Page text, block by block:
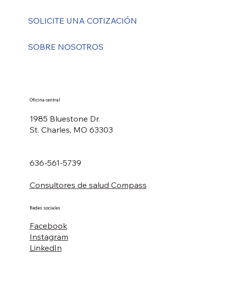
SOLICITE UNA COTIZACIÓN
SOBRE NOSOTROS
Oficina central
1985 Bluestone Dr.
St. Charles, MO 63303
636-561-5739
Consultores de salud Compass
Redes sociales
Facebook
Instagram
LinkedIn